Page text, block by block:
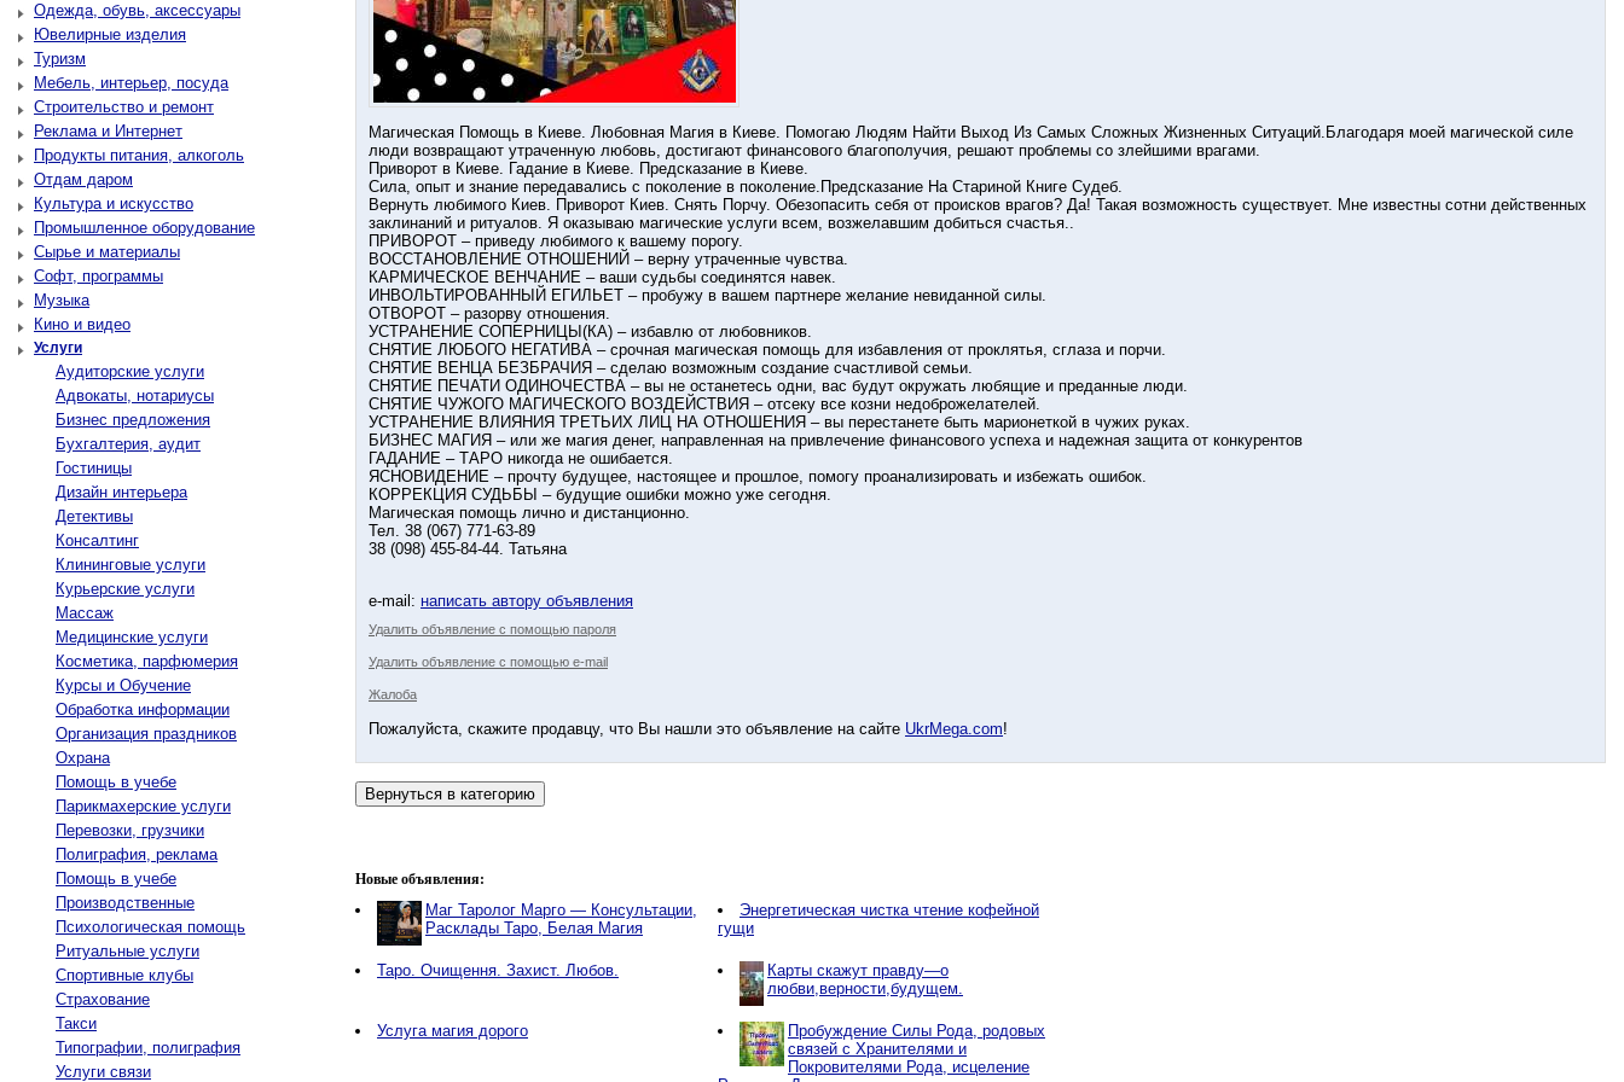
Одежда, обувь, аксессуары
Ювелирные изделия
Туризм
Мебель, интерьер, посуда
Строительство и ремонт
Реклама и Интернет
Продукты питания, алкоголь
Отдам даром
Культура и искусство
Промышленное оборудование
Сырье и материалы
Софт, программы
Музыка
Кино и видео
Услуги
Аудиторские услуги
Адвокаты, нотариусы
Бизнес предложения
Бухгалтерия, аудит
Гостиницы
Дизайн интерьера
Детективы
Консалтинг
Клининговые услуги
Курьерские услуги
Массаж
Медицинские услуги
Косметика, парфюмерия
Курсы и Обучение
Обработка информации
Организация праздников
Охрана
Помощь в учебе
Парикмахерские услуги
Перевозки, грузчики
Полиграфия, реклама
Помощь в учебе
Производственные
Психологическая помощь
Ритуальные услуги
Спортивные клубы
Страхование
Такси
Типографии, полиграфия
Услуги связи
Магическая Помощь в Киеве. Любовная Магия в Киеве. Помогаю Людям Найти Выход Из Самых Сложных Жизненных Ситуаций.Благодаря моей магической силе
люди возвращают утраченную любовь, достигают финансового благополучия, решают проблемы со злейшими врагами.
Приворот в Киеве. Гадание в Киеве. Предсказание в Киеве.
Сила, опыт и знание передавались с поколение в поколение.Предсказание На Стариной Книге Судеб.
Вернуть любимого Киев. Приворот Киев. Снять Порчу. Обезопасить себя от происков врагов? Да! Такая возможность существует. Мне известны сотни действенных
заклинаний и ритуалов. Я оказываю магические услуги всем, возжелавшим добиться счастья..
ПРИВОРОТ – приведу любимого к вашему порогу.
ВОССТАНОВЛЕНИЕ ОТНОШЕНИЙ – верну утраченные чувства.
КАРМИЧЕСКОЕ ВЕНЧАНИЕ – ваши судьбы соединятся навек.
ИНВОЛЬТИРОВАННЫЙ ЕГИЛЬЕТ – пробужу в вашем партнере желание невиданной силы.
ОТВОРОТ – разорву отношения.
УСТРАНЕНИЕ СОПЕРНИЦЫ(КА) – избавлю от любовников.
СНЯТИЕ ЛЮБОГО НЕГАТИВА – срочная магическая помощь для избавления от проклятья, сглаза и порчи.
СНЯТИЕ ВЕНЦА БЕЗБРАЧИЯ – сделаю возможным создание счастливой семьи.
СНЯТИЕ ПЕЧАТИ ОДИНОЧЕСТВА – вы не останетесь одни, вас будут окружать любящие и преданные люди.
СНЯТИЕ ЧУЖОГО МАГИЧЕСКОГО ВОЗДЕЙСТВИЯ – отсеку все козни недоброжелателей.
УСТРАНЕНИЕ ВЛИЯНИЯ ТРЕТЬИХ ЛИЦ НА ОТНОШЕНИЯ – вы перестанете быть марионеткой в чужих руках.
БИЗНЕС МАГИЯ – или же магия денег, направленная на привлечение финансового успеха и надежная защита от конкурентов
ГАДАНИЕ – ТАРО никогда не ошибается.
ЯСНОВИДЕНИЕ – прочту будущее, настоящее и прошлое, помогу проанализировать и избежать ошибок.
КОРРЕКЦИЯ СУДЬБЫ – будущие ошибки можно уже сегодня.
Магическая помощь лично и дистанционно.
Тел. 38 (067) 771-63-89
38 (098) 455-84-44. Татьяна
e-mail: написать автору объявления
Удалить объявление с помощью пароля
Удалить объявление с помощью e-mail
Жалоба
Пожалуйста, скажите продавцу, что Вы нашли это объявление на сайте UkrMega.com!
Новые объявления:
Маг Таролог Марго — Консультации,
Расклады Таро, Белая Магия
Энергетическая чистка чтение кофейной
гущи
Таро. Очищення. Захист. Любов.
Карты скажут правду—о
любви,верности,будущем.
Услуга магия дорого
Пробуждение Силы Рода, родовых
связей с Хранителями и
Покровителями Рода, исцеление